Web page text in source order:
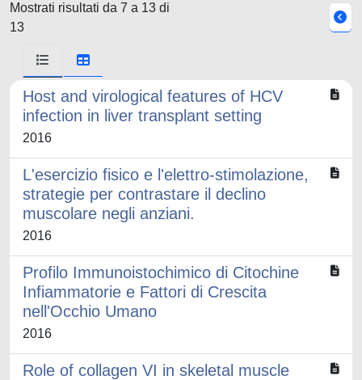
Mostrati risultati da 7 a 13 di
13
Host and virological features of HCV
infection in liver transplant setting
2016
L'esercizio fisico e l'elettro-stimolazione,
strategie per contrastare il declino
muscolare negli anziani.
2016
Profilo Immunoistochimico di Citochine
Infiammatorie e Fattori di Crescita
nell'Occhio Umano
2016
Role of collagen VI in skeletal muscle